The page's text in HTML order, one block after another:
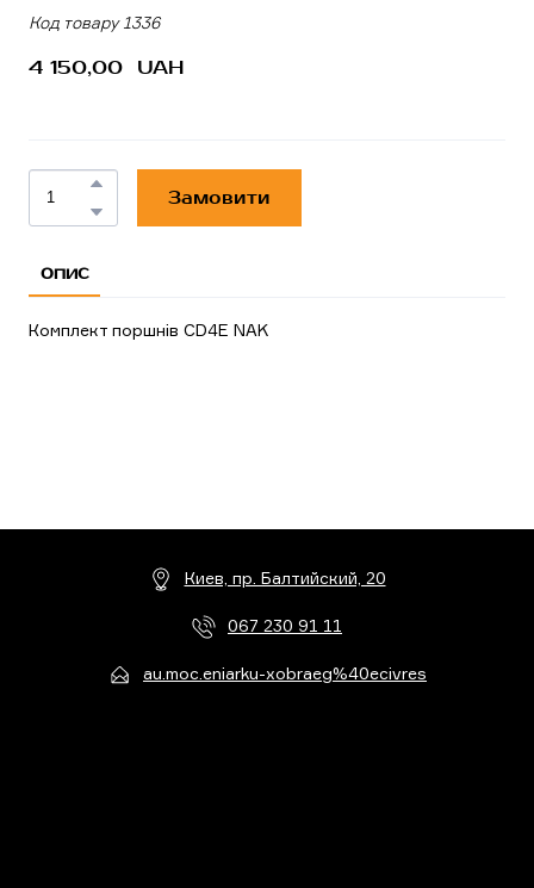
Код товару 1336
4 150,00  UAH
Замовити
ОПИС
Комплект поршнів CD4E NAK
Киев, пр. Балтийский, 20
067 230 91 11
au.moc.eniarku-xobraeg%40ecivres